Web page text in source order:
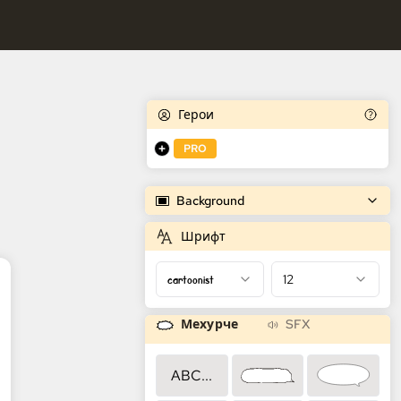
Герои
PRO
Background
Шрифт
cartoonist 12
Мехурче SFX
ABC...